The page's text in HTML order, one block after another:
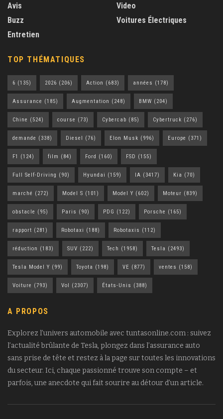
Avis
Buzz
Entretien
Video
Voitures Électriques
TOP THÉMATIQUES
6 (135) 2026 (206) Action (683) années (178)
Assurance (185) Augmentation (248) BMW (204)
Chine (524) course (73) Cybercab (85) Cybertruck (276)
demande (338) Diesel (76) Elon Musk (996) Europe (371)
F1 (124) film (84) Ford (160) FSD (155)
Full Self-Driving (90) Hyundai (159) IA (3417) Kia (70)
marché (272) Model S (101) Model Y (602) Moteur (839)
obstacle (95) Paris (90) PDG (122) Porsche (165)
rapport (281) Robotaxi (188) Robotaxis (112)
réduction (183) SUV (222) Tech (1958) Tesla (2493)
Tesla Model Y (99) Toyota (198) VE (877) ventes (158)
Voiture (793) Vol (2307) États-Unis (388)
A PROPOS
Explorez l’univers automobile avec tuntasonline.com : suivez
l’actualité brûlante de Tesla, plongez dans l’assurance auto
sans prise de tête et restez à la page sur toutes les innovations
du secteur. Ici, chaque passionné trouve son compte – et
parfois, une anecdote qui fait sourire au détour d’un article.